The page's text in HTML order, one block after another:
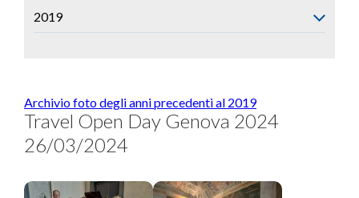
2019
Archivio foto degli anni precedenti al 2019
Travel Open Day Genova 2024
26/03/2024